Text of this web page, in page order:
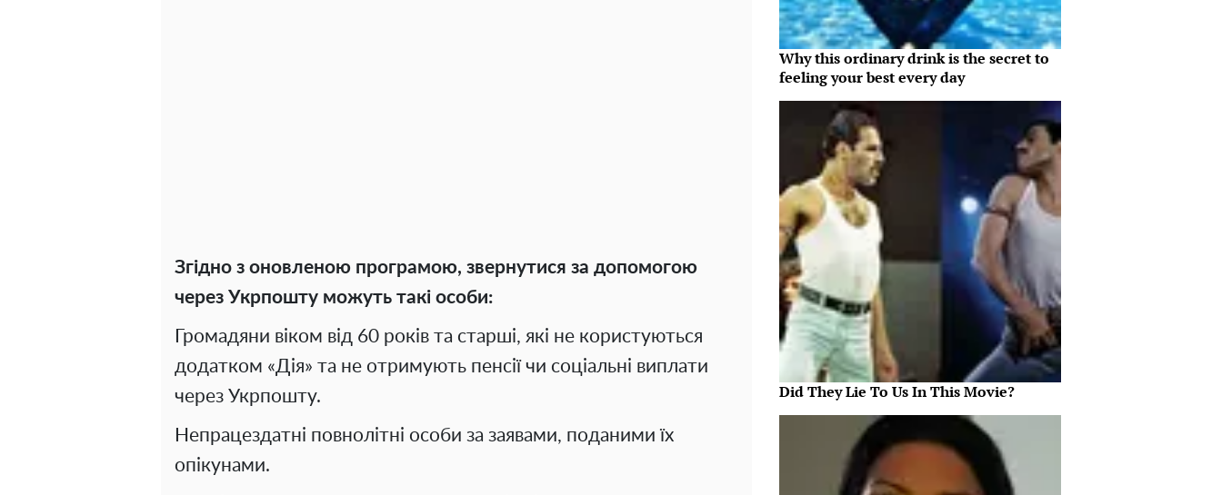
Згідно з оновленою програмою, звернутися за допомогою
через Укрпошту можуть такі особи:
Громадяни віком від 60 років та старші, які не користуються
додатком «Дія» та не отримують пенсії чи соціальні виплати
через Укрпошту.
Непрацездатні повнолітні особи за заявами, поданими їх
опікунами.
Why this ordinary drink is the secret to
feeling your best every day
Did They Lie To Us In This Movie?